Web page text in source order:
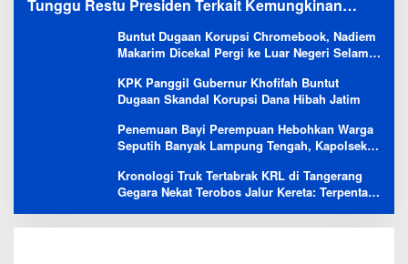
Tunggu Restu Presiden Terkait Kemungkinan
Buntut Dugaan Korupsi Chromebook, Nadiem
Makarim Dicekal Pergi ke Luar Negeri Selama
KPK Panggil Gubernur Khofifah Buntut
Dugaan Skandal Korupsi Dana Hibah Jatim
Penemuan Bayi Perempuan Hebohkan Warga
Seputih Banyak Lampung Tengah, Kapolsek:
Kronologi Truk Tertabrak KRL di Tangerang
Gegara Nekat Terobos Jalur Kereta: Terpental,